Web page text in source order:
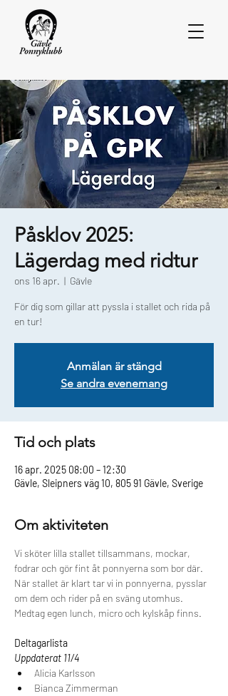
Påsklov 2025:
Lägerdag med ridtur
ons 16 apr.
  |
Gävle
För dig som gillar att pyssla i stallet och rida på
Anmälan är stängd
Se andra evenemang
Tid och plats
16 apr. 2025 08:00 – 12:30
Gävle, Sleipners väg 10, 805 91 Gävle, Sverige
Om aktiviteten
Vi sköter lilla stallet tillsammans, mockar,
fodrar och gör fint åt ponnyerna som bor där.
När stallet är klart tar vi in ponnyerna, pysslar
om dem och rider på en sväng utomhus.
Medtag egen lunch, micro och kylskåp finns.
Deltagarlista
Uppdaterat 11/4
Alicia Karlsson
Bianca Zimmerman